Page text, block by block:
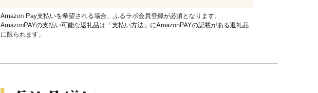
Amazon Pay支払いを希望される場合、ふるラボ会員登録が必須となります。
AmazonPAYの支払い可能な返礼品は「支払い方法」にAmazonPAYの記載がある返礼品
に限られます。